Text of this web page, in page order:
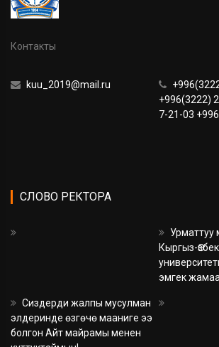
Контакты
kuu_2019@mail.ru
+996(3222)
7-21-03
СЛОВО РЕКТОРА
Урматтуу
Кыргыз-
эмгек
Сиздерди жалпы мусулман
элдеринде өзгөчө мааниге ээ
болгон Айт майрамы менен